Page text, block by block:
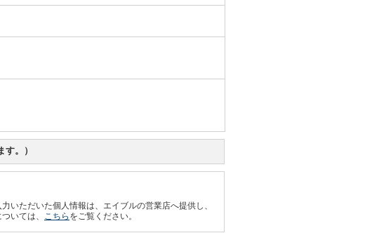
。）
いただいた個人情報は、エイブルの営業店へ提供し、
いては、
こちら をご覧ください。